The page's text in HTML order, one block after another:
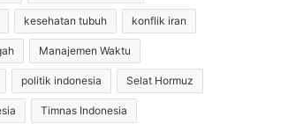
kesehatan tubuh konflik iran
Manajemen Waktu
politik indonesia Selat Hormuz
Timnas Indonesia